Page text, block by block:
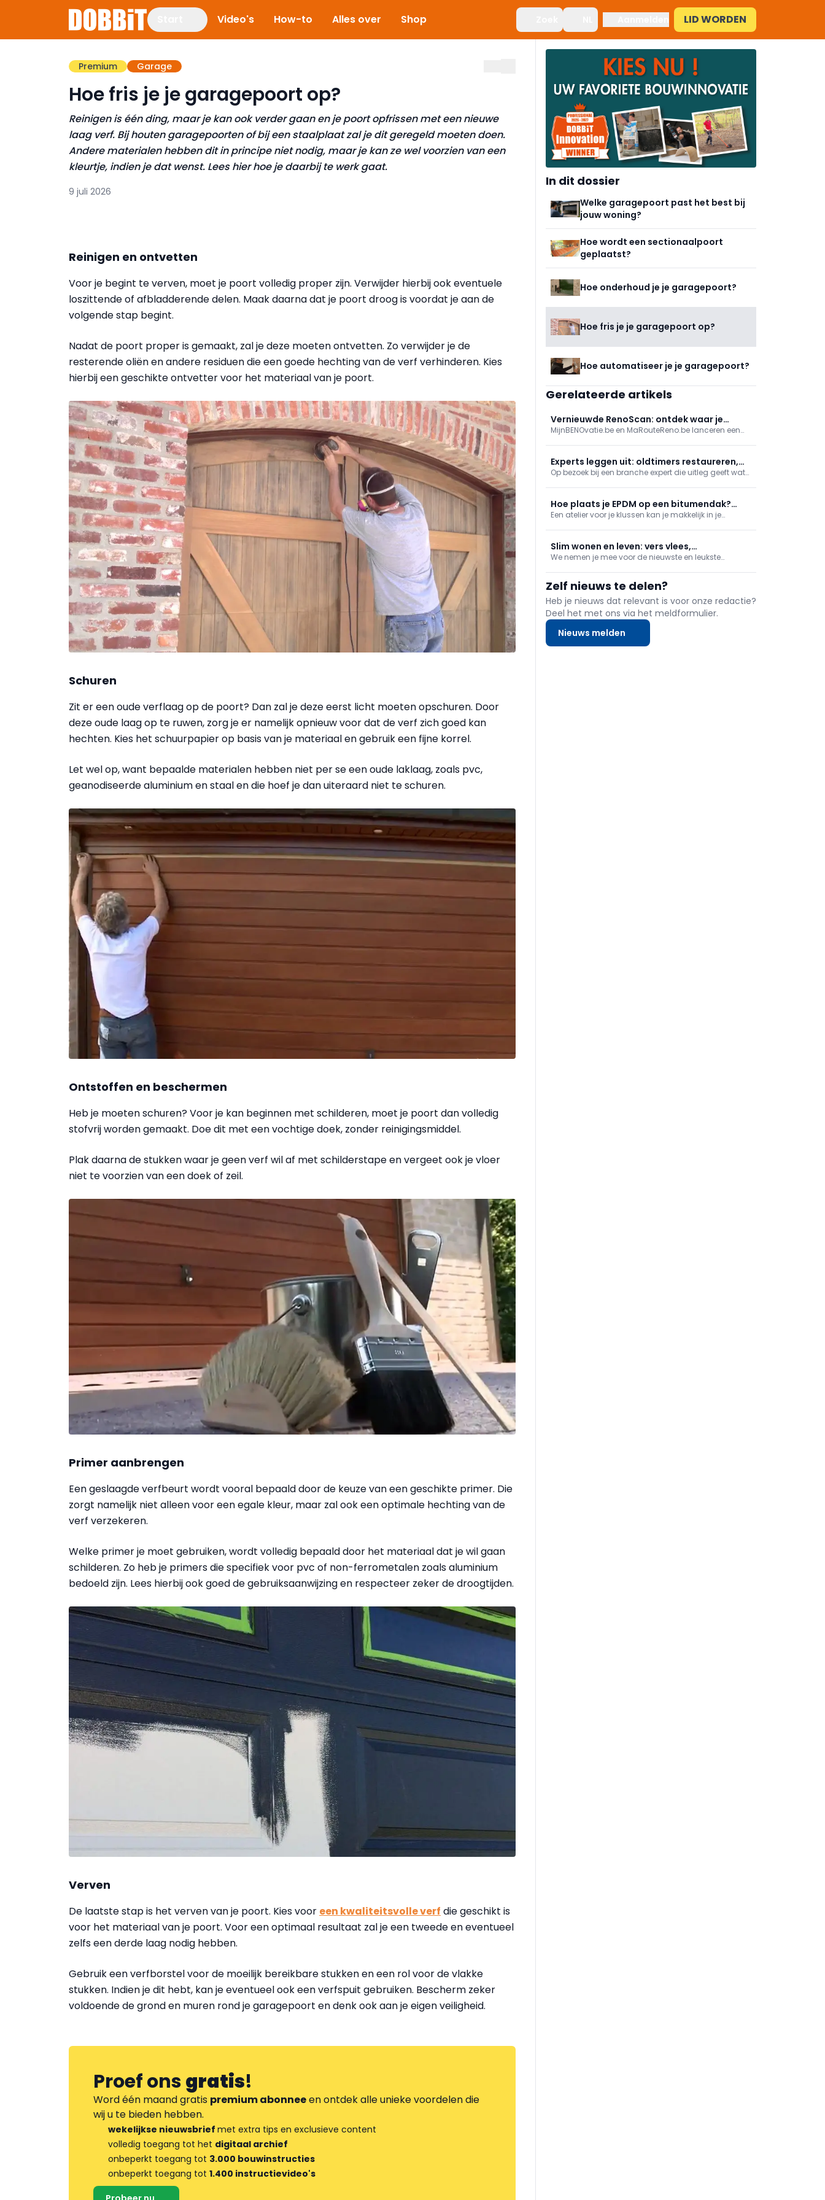
Video's How-to Alles over Shop LID WORDEN
Premium Garage
Hoe fris je je garagepoort op?
Reinigen is één ding, maar je kan ook verder gaan en je poort opfrissen met een nieuwe
laag verf. Bij houten garagepoorten of bij een staalplaat zal je dit geregeld moeten doen.
Andere materialen hebben dit in principe niet nodig, maar je kan ze wel voorzien van een
kleurtje, indien je dat wenst. Lees hier hoe je daarbij te werk gaat.
9 juli 2026
Reinigen en ontvetten
Voor je begint te verven, moet je poort volledig proper zijn. Verwijder hierbij ook eventuele
loszittende of afbladderende delen. Maak daarna dat je poort droog is voordat je aan de
volgende stap begint.
Nadat de poort proper is gemaakt, zal je deze moeten ontvetten. Zo verwijder je de
resterende oliën en andere residuen die een goede hechting van de verf verhinderen. Kies
hierbij een geschikte ontvetter voor het materiaal van je poort.
Schuren
Zit er een oude verflaag op de poort? Dan zal je deze eerst licht moeten opschuren. Door
deze oude laag op te ruwen, zorg je er namelijk opnieuw voor dat de verf zich goed kan
hechten. Kies het schuurpapier op basis van je materiaal en gebruik een fijne korrel.
Let wel op, want bepaalde materialen hebben niet per se een oude laklaag, zoals pvc,
geanodiseerde aluminium en staal en die hoef je dan uiteraard niet te schuren.
Ontstoffen en beschermen
Heb je moeten schuren? Voor je kan beginnen met schilderen, moet je poort dan volledig
stofvrij worden gemaakt. Doe dit met een vochtige doek, zonder reinigingsmiddel.
Plak daarna de stukken waar je geen verf wil af met schilderstape en vergeet ook je vloer
niet te voorzien van een doek of zeil.
Primer aanbrengen
Een geslaagde verfbeurt wordt vooral bepaald door de keuze van een geschikte primer. Die
zorgt namelijk niet alleen voor een egale kleur, maar zal ook een optimale hechting van de
verf verzekeren.
Welke primer je moet gebruiken, wordt volledig bepaald door het materiaal dat je wil gaan
schilderen. Zo heb je primers die specifiek voor pvc of non-ferrometalen zoals aluminium
bedoeld zijn. Lees hierbij ook goed de gebruiksaanwijzing en respecteer zeker de droogtijden.
Verven
De laatste stap is het verven van je poort. Kies voor een kwaliteitsvolle verf die geschikt is
voor het materiaal van je poort. Voor een optimaal resultaat zal je een tweede en eventueel
zelfs een derde laag nodig hebben.
Gebruik een verfborstel voor de moeilijk bereikbare stukken en een rol voor de vlakke
stukken. Indien je dit hebt, kan je eventueel ook een verfspuit gebruiken. Bescherm zeker
voldoende de grond en muren rond je garagepoort en denk ook aan je eigen veiligheid.
Proef onsgratis!
Word één maand gratis premium abonneeen ontdek alle unieke voordelen die
wij u te bieden hebben.
wekelijkse nieuwsbrief met extra tips en exclusieve content
volledig toegang tot het digitaal archief
onbeperkt toegang tot 3.000 bouwinstructies
onbeperkt toegang tot 1.400 instructievideo's
In dit dossier
Welke garagepoort past het best bij
jouw woning?
Hoe wordt een sectionaalpoort
geplaatst?
Hoe onderhoud je je garagepoort?
Hoe fris je je garagepoort op?
Hoe automatiseer je je garagepoort?
Gerelateerde artikels
Vernieuwde RenoScan: ontdek waar je
woning het meest energie bespaart
MijnBENOvatie.be en MaRouteReno.be lanceren een
snel inzicht geeft in hun energieprestatie, prioritaire
renovaties en bijhorende premies/financiering, met
een persoonlijk rapport en stap-voor-stapadvies.
Experts leggen uit: oldtimers restaureren,
juwelen schatten en de horeca
Op bezoek bij een branche expert die uitleg geeft wat
oldtimers en een goudhandelaar. En wat komt er
allemaal kijken bij het runnen van een horecazaak?
Hoe plaats je EPDM op een bitumendak?
(deel 1)
Een atelier voor je klussen kan je makkelijk in je
bespaart zichzelf de moeite om het oude bitumen
dak af te breken en gaat er meteen EPDM op v
Slim wonen en leven: vers vlees,
immuunsysteem en tiltips
We nemen je mee voor de nieuwste en leukste
en tips bij het tillen!
Zelf nieuws te delen?
Heb je nieuws dat relevant is voor onze redactie?
Deel het met ons via het meldformulier.
Nieuws melden